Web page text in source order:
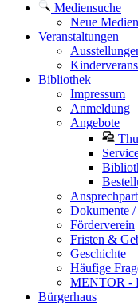
Mediensuche
Neue Medien
Veranstaltungen
Bibliothek
Impressum
Anmeldung
Angebote
Dokumente /
Förderverein
Fristen &
Geschichte
Häufige
MENTOR -
Bürgerhaus